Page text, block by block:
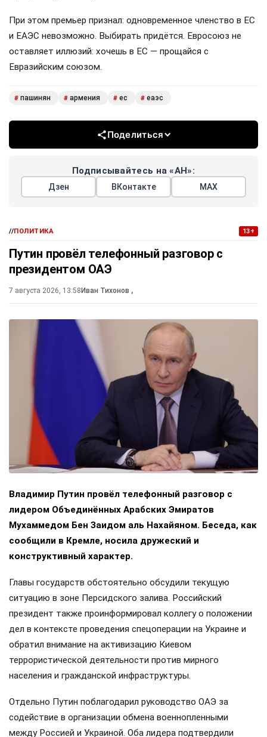
При этом премьер признал: одновременное членство в ЕС
и ЕАЭС невозможно. Выбирать придётся. Евросоюз не
оставляет иллюзий: хочешь в ЕС — прощайся с
Евразийским союзом.
# пашинян # армения # ес # еаэс
Поделиться
Подписывайтесь на «АН»:
Дзен ВКонтакте МАХ
//ПОЛИТИКА 13+
Путин провёл телефонный разговор с
президентом ОАЭ
7 августа 2026, 13:58 Иван Тихонов ,
Владимир Путин провёл телефонный разговор с
лидером Объединённых Арабских Эмиратов
Мухаммедом Бен Заидом аль Нахайяном. Беседа, как
сообщили в Кремле, носила дружеский и
конструктивный характер.
Главы государств обстоятельно обсудили текущую
ситуацию в зоне Персидского залива. Российский
президент также проинформировал коллегу о положении
дел в контексте проведения спецоперации на Украине и
обратил внимание на активизацию Киевом
террористической деятельности против мирного
населения и гражданской инфраструктуры.
Отдельно Путин поблагодарил руководство ОАЭ за
содействие в организации обмена военнопленными
между Россией и Украиной. Оба лидера подтвердили